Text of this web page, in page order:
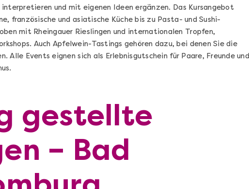
Machen - DIY-Set
Set: DIY-Box mit Videokurs
Cocktails Selber
und mit eigenen Ideen ergänzen. Das Kursangebot
französische und asiatische Küche bis zu Pasta- und Sushi-
mit Rheingauer Rieslingen und internationalen Tropfen,
Auch Apfelwein-Tastings gehören dazu, bei denen Sie die
Alle Events eignen sich als Erlebnisgutschein für Paare, Freunde und
gestellte
– Bad